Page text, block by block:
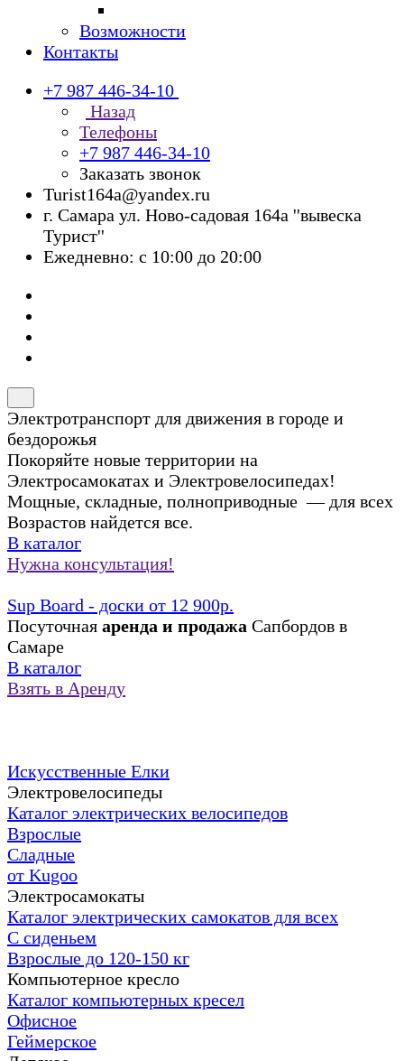
Возможности
Контакты
+7 987 446-34-10
Назад
Телефоны
+7 987 446-34-10
Заказать звонок
Turist164a@yandex.ru
г. Cамара ул. Ново-садовая 164а ''вывеска
Турист''
Ежедневно: с 10:00 до 20:00
Электротранспорт для движения в городе и
бездорожья
Покоряйте новые территории на
Электросамокатах и Электровелосипедах!
Мощные, складные, полноприводные — для всех
Возрастов найдется все.
В каталог
Нужна консультация!
Sup Board - доски от 12 900р.
Посуточная аренда и продажа Сапбордов в
Самаре
В каталог
Взять в Аренду
Искусственные Елки
Электровелосипеды
Каталог электрических велосипедов
Взрослые
Сладные
от Kugoo
Электросамокаты
Каталог электрических самокатов для всех
С сиденьем
Взрослые до 120-150 кг
Компьютерное кресло
Каталог компьютерных кресел
Офисное
Геймерское